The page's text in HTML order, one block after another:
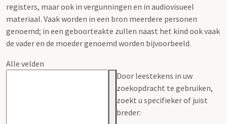
registers, maar ook in vergunningen en in audiovisueel
materiaal. Vaak worden in een bron meerdere personen
genoemd; in een geboorteakte zullen naast het kind ook vaak
de vader en de moeder genoemd worden bijvoorbeeld.
Alle velden
Door leestekens in uw
zoekopdracht te gebruiken,
zoekt u specifieker of juist
breder: